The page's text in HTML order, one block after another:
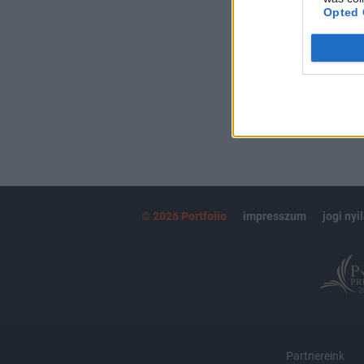
Opted
kötéslistái
MÁR
© 2026 Portfolio impresszum jogi
Partnereink